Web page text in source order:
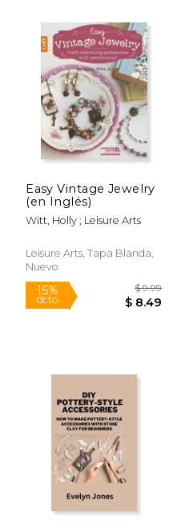
40%
dcto. $ 13.63
Easy Vintage Jewelry
(en Inglés)
Witt, Holly ; Leisure Arts
Leisure Arts, Tapa Blanda,
Nuevo